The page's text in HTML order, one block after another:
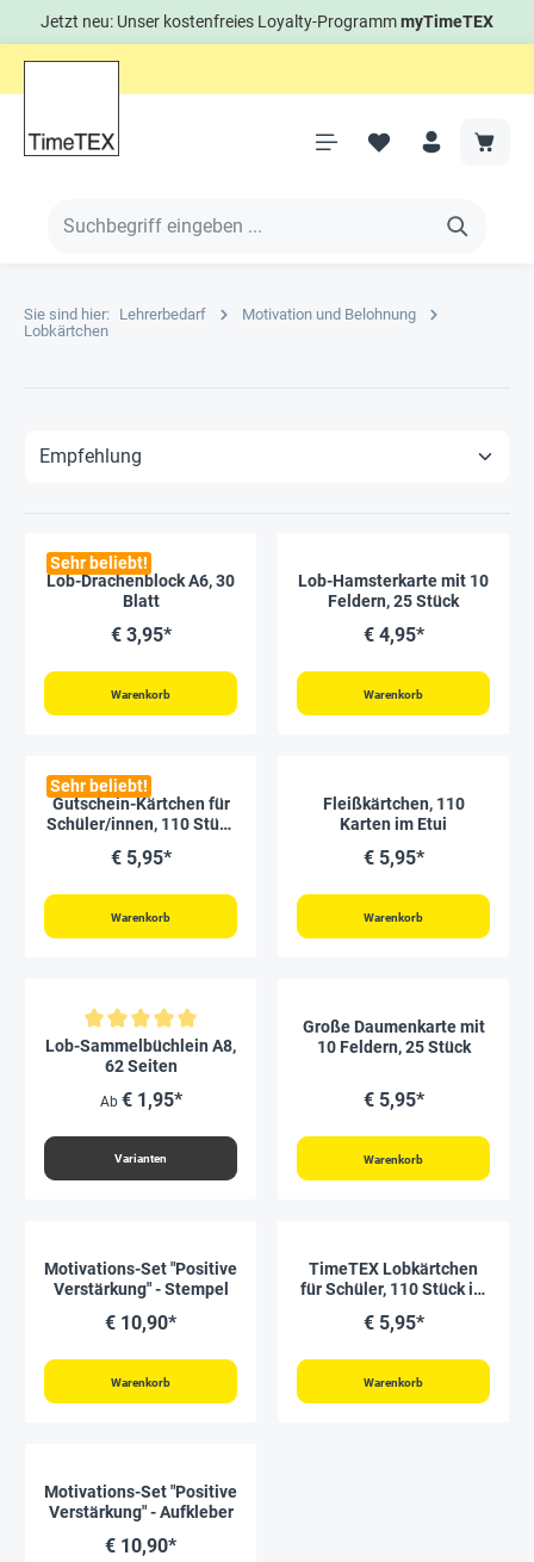
Jetzt neu: Unser kostenfreies Loyalty-ProgrammmyTimeTEX
Sie sind hier: Lehrerbedarf
Motivation und Belohnung
Lobkärtchen
Sehr beliebt!
Lob-Drachenblock A6, 30
Blatt
€ 3,95*
Warenkorb
Lob-Hamsterkarte mit 10
Feldern, 25 Stück
€ 4,95*
Warenkorb
Sehr beliebt!
Gutschein-Kärtchen für
Schüler/innen, 110 Stück
€ 5,95*
Warenkorb
Fleißkärtchen, 110
Karten im Etui
€ 5,95*
Warenkorb
Durchschnittliche Bewertung von 5 von 5 Sternen
Lob-Sammelbüchlein A8,
62 Seiten
Ab € 1,95*
Varianten
Große Daumenkarte mit
10 Feldern, 25 Stück
€ 5,95*
Warenkorb
Motivations-Set "Positive
Verstärkung" - Stempel
€ 10,90*
Warenkorb
TimeTEX Lobkärtchen
für Schüler, 110 Stück im
€ 5,95*
Warenkorb
Motivations-Set "Positive
Verstärkung" - Aufkleber
€ 10,90*